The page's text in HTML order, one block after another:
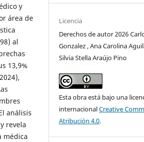
y
área de
al
13,9%
análisis
revela
médica
Licencia
Derechos de autor 2026
Gonzalez , Ana Carolina
Silvia Stella Araújo Pino
Esta obra está bajo una
internacionalCreative
Atribución 4.0.